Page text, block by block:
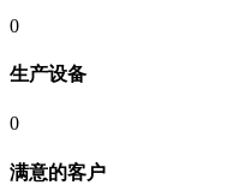
0
生产设备
0
满意的客户